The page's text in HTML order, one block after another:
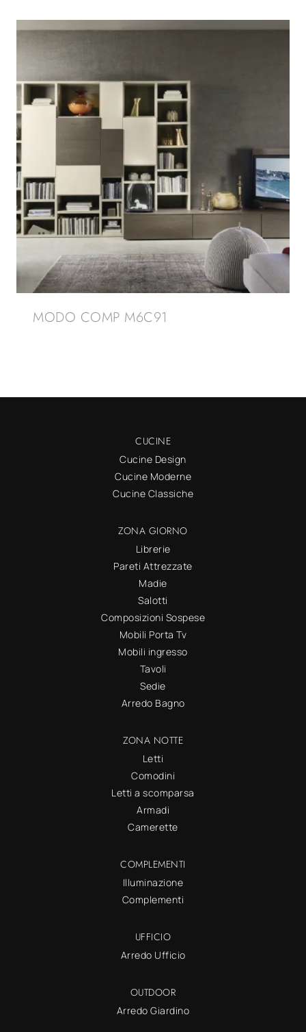
MODO COMP M6C91
CUCINE
Cucine Design
Cucine Moderne
Cucine Classiche
ZONA GIORNO
Librerie
Pareti Attrezzate
Madie
Salotti
Composizioni Sospese
Mobili Porta Tv
Mobili ingresso
Tavoli
Sedie
Arredo Bagno
ZONA NOTTE
Letti
Comodini
Letti a scomparsa
Armadi
Camerette
COMPLEMENTI
Illuminazione
Complementi
UFFICIO
Arredo Ufficio
OUTDOOR
Arredo Giardino